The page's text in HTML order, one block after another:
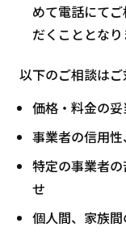
めて電話にて
だくこととなり
以下のご相談は
価格・料金の妥
事業者の信用
特定の事業者
せ
個人間、家族